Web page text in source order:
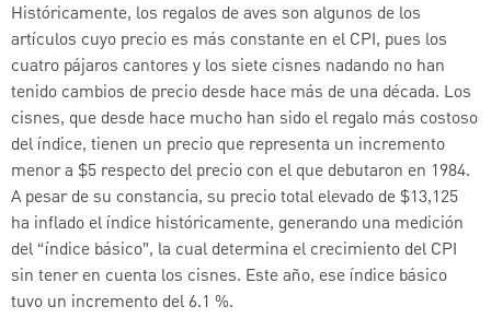
Históricamente, los regalos de aves son algunos de los
artículos cuyo precio es más constante en el CPI, pues los
cuatro pájaros cantores y los siete cisnes nadando no han
tenido cambios de precio desde hace más de una década. Los
cisnes, que desde hace mucho han sido el regalo más costoso
del índice, tienen un precio que representa un incremento
menor a $5 respecto del precio con el que debutaron en 1984.
A pesar de su constancia, su precio total elevado de $13,125
ha inflado el índice históricamente, generando una medición
del “índice básico”, la cual determina el crecimiento del CPI
sin tener en cuenta los cisnes. Este año, ese índice básico
tuvo un incremento del 6.1 %.